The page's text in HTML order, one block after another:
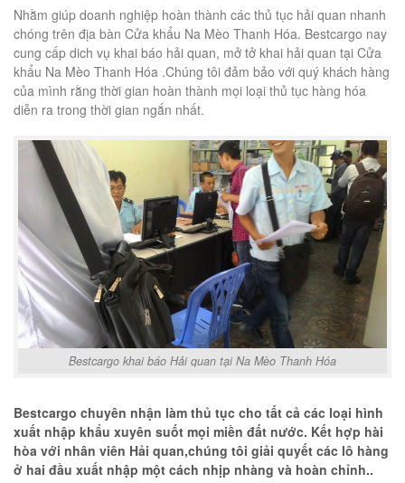
Nhằm giúp doanh nghiệp hoàn thành các thủ tục hải quan nhanh
chóng trên địa bàn Cửa khẩu Na Mèo Thanh Hóa. Bestcargo nay
cung cấp dich vụ khai báo hải quan, mở tở khai hải quan tại Cửa
khẩu Na Mèo Thanh Hóa .Chúng tôi đảm bảo với quý khách hàng
của mình rằng thời gian hoàn thành mọi loại thủ tục hàng hóa
diễn ra trong thời gian ngắn nhất.
Bestcargo khai báo Hải quan tại Na Mèo Thanh Hóa
Bestcargo chuyên nhận làm thủ tục cho tất cả các loại hình
xuất nhập khẩu xuyên suốt mọi miền đất nước. Kết hợp hài
hòa với nhân viên Hải quan,chúng tôi giải quyết các lô hàng
ở hai đầu xuất nhập một cách nhịp nhàng và hoàn chỉnh..